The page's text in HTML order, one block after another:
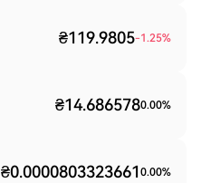
₴119.9805-1.25%
₴14.6865780.00%
₴0.0000803323661 0.00%